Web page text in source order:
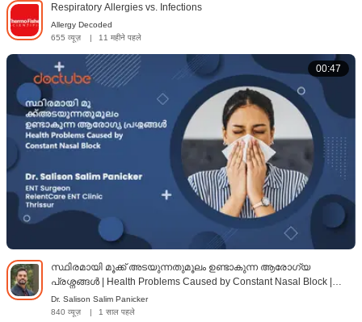
Respiratory Allergies vs. Infections
Allergy Decoded
655 व्यूज़
| 11 महीने पहले
00:47
സ്ഥിരമായി മൂക്ക് അടയുന്നതുമൂലം ഉണ്ടാകുന്ന ആരോഗ്യ
പ്രശ്നങ്ങൾ | Health Problems Caused by Constant Nasal Block |
Malayalam
Dr. Salison Salim Panicker
840 व्यूज़
| 1 साल पहले